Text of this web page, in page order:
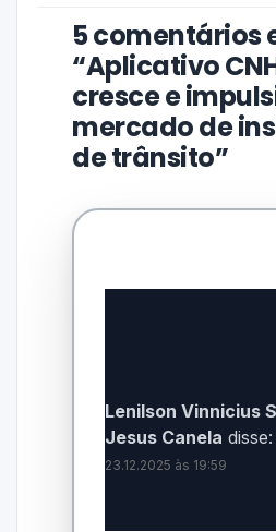
5 comentários
“Aplicativo
cresce e
mercado de
de trânsito”
Lenilson Vinnicius
Jesus Canela disse:
23.12.2025 às 19:59